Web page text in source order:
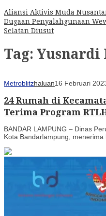
Aliansi Aktivis Muda
Dugaan Penyalahgunaan
Selatan Diusut
Tag: Yusnardi
Metroblitzhaluan16 Februari
24 Rumah di
Terima Program
BANDAR LAMPUNG – Dinas
Kota Bandarlampung,